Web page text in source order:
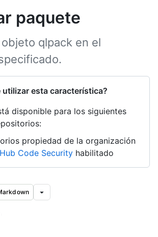
paquete
qlpack en el
utilizar esta característica?
disponible para los siguientes
propiedad de la organización
Code Security habilitado